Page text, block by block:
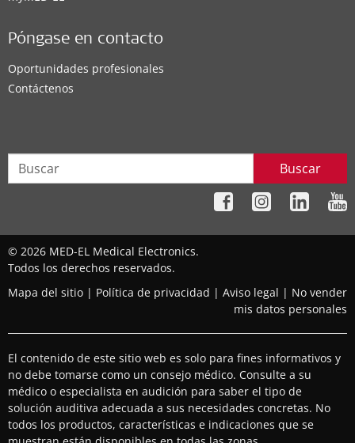
Póngase en contacto
Oportunidades profesionales
Contáctenos
Buscar
© 2026 MED-EL Medical Electronics.
Todos los derechos reservados.
Mapa del sitio | Política de privacidad | Aviso legal | No vender
mis datos personales
El contenido de este sitio web es solo para fines informativos y
no debe tomarse como un consejo médico. Consulte a su
médico o especialista en audición para saber el tipo de
solución auditiva adecuada a sus necesidades concretas. No
todos los productos, características e indicaciones que se